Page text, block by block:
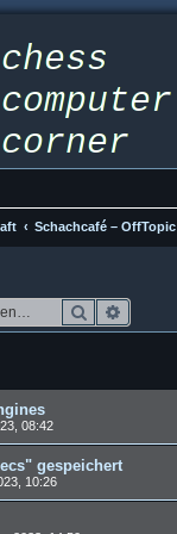
Schachcafé – OffTopic
Suche
08:42
gespeichert
10:26